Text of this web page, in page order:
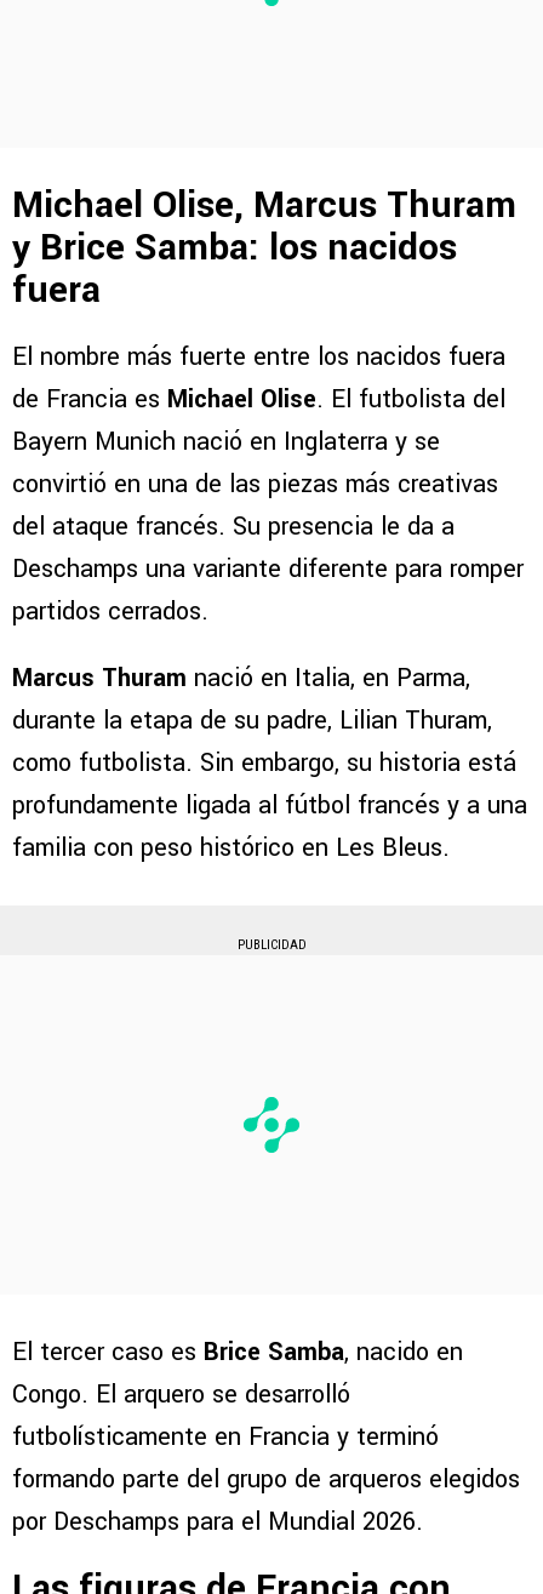
Michael Olise, Marcus Thuram
y Brice Samba: los nacidos
fuera
El nombre más fuerte entre los nacidos fuera
de Francia es Michael Olise. El futbolista del
Bayern Munich nació en Inglaterra y se
convirtió en una de las piezas más creativas
del ataque francés. Su presencia le da a
Deschamps una variante diferente para romper
partidos cerrados.
Marcus Thuram nació en Italia, en Parma,
durante la etapa de su padre, Lilian Thuram,
como futbolista. Sin embargo, su historia está
profundamente ligada al fútbol francés y a una
familia con peso histórico en Les Bleus.
PUBLICIDAD
El tercer caso es Brice Samba, nacido en
Congo. El arquero se desarrolló
futbolísticamente en Francia y terminó
formando parte del grupo de arqueros elegidos
por Deschamps para el Mundial 2026.